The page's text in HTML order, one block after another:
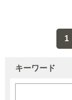
1
キーワード